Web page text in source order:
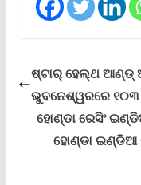
ଷ୍ଟାର୍ ହେଲ୍‌ଥ ଆଣ୍ଡ୍
ଭୁବନେଶ୍ୱରରେ ୧୦୩
ହୋଣ୍ଡା ରେସିଂ
ହୋଣ୍ଡା ଇଣ୍ଡିଆ